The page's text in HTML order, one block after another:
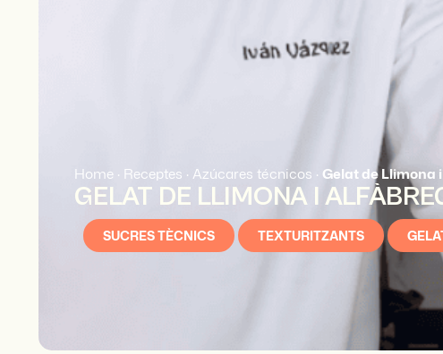
Home · Receptes · Azúcares técnicos · Gelat de Llimona
GELAT DE LLIMONA I
SUCRES TÈCNICS TEXTURITZANTS